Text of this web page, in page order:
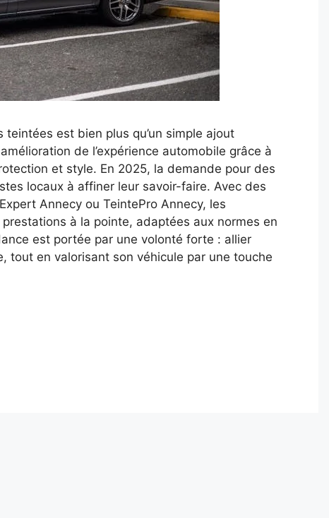
teintées est bien plus qu’un simple ajout
de l’expérience automobile grâce à
et style. En 2025, la demande pour des
locaux à affiner leur savoir-faire. Avec des
Annecy ou TeintePro Annecy, les
à la pointe, adaptées aux normes en
est portée par une volonté forte : allier
tout en valorisant son véhicule par une touche